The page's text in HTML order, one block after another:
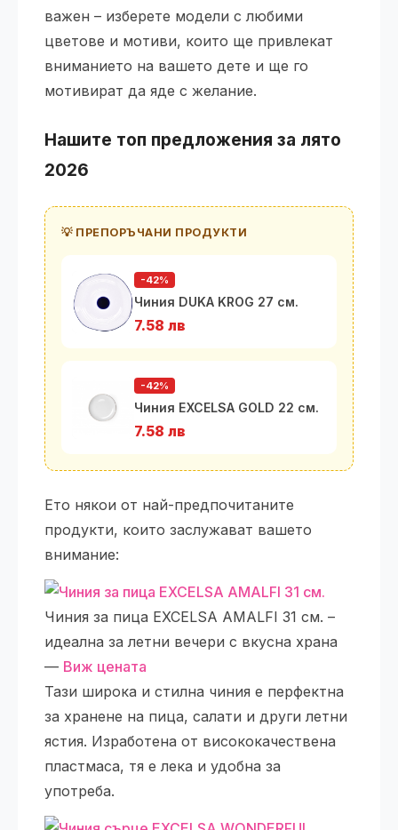
важен – изберете модели с любими
цветове и мотиви, които ще привлекат
вниманието на вашето дете и ще го
мотивират да яде с желание.
Нашите топ предложения за лято
2026
💡 ПРЕПОРЪЧАНИ ПРОДУКТИ
-42%
Чиния DUKA KROG 27 см.
7.58 лв
-42%
Чиния EXCELSA GOLD 22 см.
7.58 лв
Ето някои от най-предпочитаните
продукти, които заслужават вашето
внимание:
Чиния за пица EXCELSA AMALFI 31 см. –
идеална за летни вечери с вкусна храна
— Виж цената
Тази широка и стилна чиния е перфектна
за хранене на пица, салати и други летни
ястия. Изработена от висококачествена
пластмаса, тя е лека и удобна за
употреба.